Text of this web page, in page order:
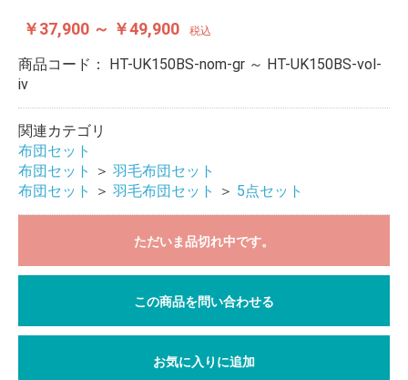
￥37,900 ～ ￥49,900 税込
商品コード： HT-UK150BS-nom-gr ～ HT-UK150BS-vol-
iv
関連カテゴリ
布団セット
布団セット
＞ 羽毛布団セット
布団セット
＞ 羽毛布団セット ＞ 5点セット
ただいま品切れ中です。
この商品を問い合わせる
お気に入りに追加